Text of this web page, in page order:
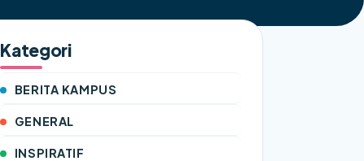
Kategori
BERITA KAMPUS
GENERAL
INSPIRATIF